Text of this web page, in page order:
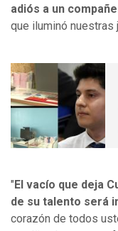
adiós a un
que iluminó
"El vacío que deja
de su talento será
corazón de todos